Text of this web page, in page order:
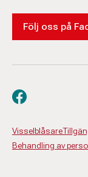
Följ oss på
Visselblåsare
Behandling av
Besök oss på